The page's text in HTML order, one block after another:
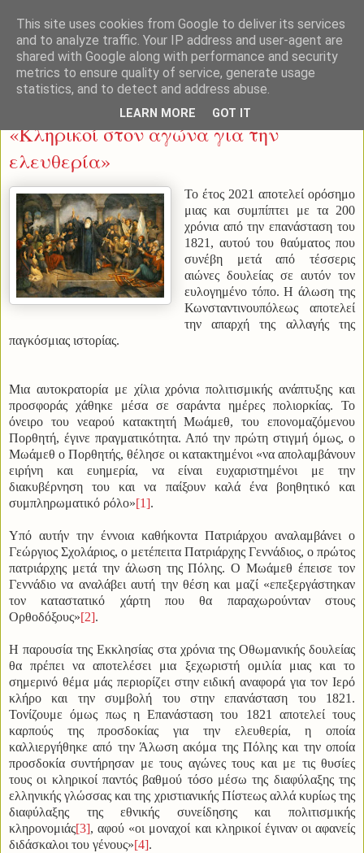
Τετάρτη 24 Μαρτίου 2021
«Κληρικοί στον αγώνα για την
ελευθερία»
Το έτος 2021 αποτελεί ορόσημο
μιας και συμπίπτει με τα 200
χρόνια από την επανάσταση του
1821, αυτού του θαύματος που
συνέβη μετά από τέσσερις
αιώνες δουλείας σε αυτόν τον
ευλογημένο τόπο. Η άλωση της
Κωνσταντινουπόλεως αποτελεί
την απαρχή της αλλαγής της
παγκόσμιας ιστορίας.
Μια αυτοκρατορία με χίλια χρόνια πολιτισμικής ανάπτυξης και
προσφοράς χάθηκε μέσα σε σαράντα ημέρες πολιορκίας. Το
όνειρο του νεαρού κατακτητή Μωάμεθ, του επονομαζόμενου
Πορθητή, έγινε πραγματικότητα. Από την πρώτη στιγμή όμως, ο
Μωάμεθ ο Πορθητής, θέλησε οι κατακτημένοι «να απολαμβάνουν
ειρήνη και ευημερία, να είναι ευχαριστημένοι με την
διακυβέρνηση του και να παίξουν καλά ένα βοηθητικό και
συμπληρωματικό ρόλο»[1].
Υπό αυτήν την έννοια καθήκοντα Πατριάρχου αναλαμβάνει ο
Γεώργιος Σχολάριος, ο μετέπειτα Πατριάρχης Γεννάδιος, ο πρώτος
πατριάρχης μετά την άλωση της Πόλης. Ο Μωάμεθ έπεισε τον
Γεννάδιο να αναλάβει αυτή την θέση και μαζί «επεξεργάστηκαν
τον καταστατικό χάρτη που θα παραχωρούνταν στους
Ορθοδόξους»[2].
Η παρουσία της Εκκλησίας στα χρόνια της Οθωμανικής δουλείας
θα πρέπει να αποτελέσει μια ξεχωριστή ομιλία μιας και το
σημερινό θέμα μάς περιορίζει στην ειδική αναφορά για τον Ιερό
κλήρο και την συμβολή του στην επανάσταση του 1821.
Τονίζουμε όμως πως η Επανάσταση του 1821 αποτελεί τους
καρπούς της προσδοκίας για την ελευθερία, η οποία
καλλιεργήθηκε από την Άλωση ακόμα της Πόλης και την οποία
προσδοκία συντήρησαν με τους αγώνες τους και με τις θυσίες
τους οι κληρικοί παντός βαθμού τόσο μέσω της διαφύλαξης της
ελληνικής γλώσσας και της χριστιανικής Πίστεως αλλά κυρίως της
διαφύλαξης της εθνικής συνείδησης και πολιτισμικής
κληρονομιάς[3], αφού «οι μοναχοί και κληρικοί έγιναν οι αφανείς
διδάσκαλοι του γένους»[4].
This site uses cookies from Google to deliver its services
and to analyze traffic. Your IP address and user-agent are
shared with Google along with performance and security
metrics to ensure quality of service, generate usage
statistics, and to detect and address abuse.
LEARN MORE GOT IT